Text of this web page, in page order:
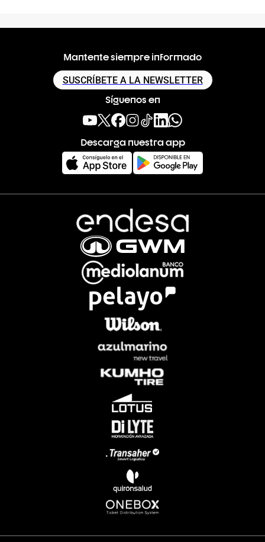
Mantente siempre informado
SUSCRÍBETE A LA NEWSLETTER
Síguenos en
Descarga nuestra app